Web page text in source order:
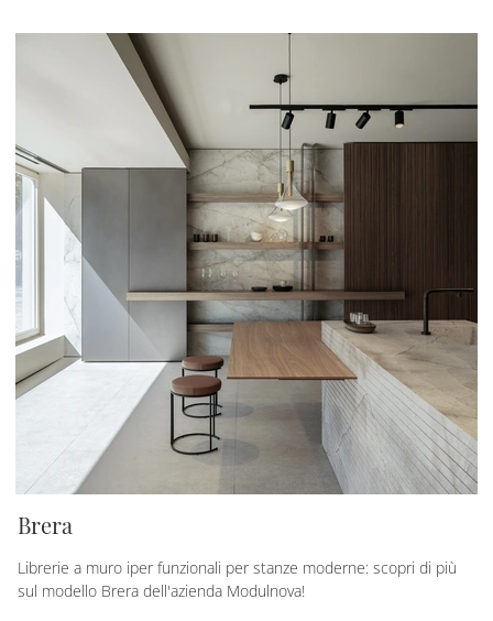
Brera
Librerie a muro iper funzionali per stanze moderne: scopri di più
sul modello Brera dell'azienda Modulnova!